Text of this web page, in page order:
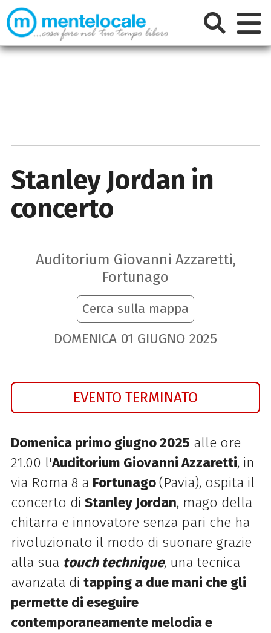
Stanley Jordan in
concerto
Auditorium Giovanni Azzaretti,
Fortunago
Cerca sulla mappa
DOMENICA 01 GIUGNO 2025
EVENTO TERMINATO
Domenica primo giugno 2025 alle ore
21.00 l'Auditorium Giovanni Azzaretti, in
via Roma 8 a Fortunago(Pavia), ospita il
concerto di Stanley Jordan, mago della
chitarra e innovatore senza pari che ha
rivoluzionato il modo di suonare grazie
alla sua touch technique, una tecnica
avanzata di tapping a due mani che gli
permette di eseguire
contemporaneamente melodia e